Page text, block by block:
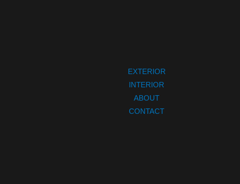
EXTERIOR
INTERIOR
ABOUT
CONTACT